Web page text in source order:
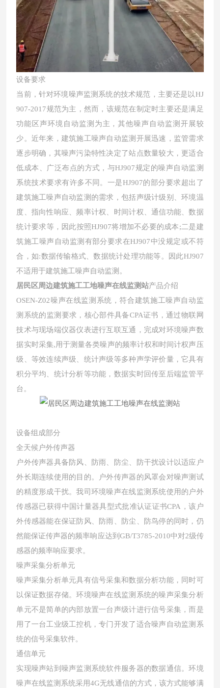
设备要求
当前，针对环境噪声监测系统的技术规范，主要还是以HJ
907-2017规范为主，然而，该规范在制定时主要还是满足
功能区声环境自动监测为主，其他噪声自动监测开展较
少。近年来，建筑施工噪声自动监测开展迅速，监管需求
逐步明确，其噪声污染特性决定了站点数量较大，更适合
低成本、广泛布点的方式，与HJ907规定的噪声自动监测
系统技术要求有许多不同。一是HJ907的部分要求超出了
建筑施工噪声自动监测的需求，包括声级计级别、环境温
度、指向性响应、频率计权、时间计权、通信功能、数据
统计要求等，因此按照HJ907将增加不必要的成本;二是建
筑施工噪声自动监测有部分要求在HJ907中没规定或不符
合，如:数据传输格式、数据统计处理功能等。因此HJ907
不适用于建筑施工噪声自动监测。
居民区周边建筑施工工地噪声在线监测站产品介绍
OSEN-Z02噪声在线监测系统，符合建筑施工噪声自动监
测系统的监测要求，核心部件具备CPA证书，通过物联网
技术与现场端仪器仪表进行互联互通，完成对环境噪声数
据实时采集,用于测量各类噪声的频率计权和时间计权声压
级、等效连续声级、统计声级等多种声学评价量，它具有
积分平均、统计分析等功能，数据实时回传至后端监管平
台。
设备组成部分
全天候户外传声器
户外传声器具备防风、防雨、防尘、防干扰设计以适应户
外长期连续使用的目的。户外传声器的风罩会对噪声测试
的精度形成干扰。我司环境噪声在线监测系统使用的户外
传感器已获得中国计量器具型式批准认证证书CPA，该户
外传感器能在保证防风、防雨、防尘、防鸟停的同时，仍
然能保证传声器的频率响应达到GB/T3785-2010中对2级传
感器的频率响应要求。
噪声采集分析单元
噪声采集分析单元具有信号采集和数据分析功能，同时可
以保证数据存储。环境噪声在线监测系统的噪声采集分析
单元不是简单的内部放置一台声级计进行信号采集，而是
用了一台工业级工控机，专门开发了适合噪声自动监测系
统的信号采集软件。
通信单元
实现噪声站到噪声监测系统软件服务器的数据通信。环境
噪声在线监测系统采用4G无线通信的方式，该方式能够满